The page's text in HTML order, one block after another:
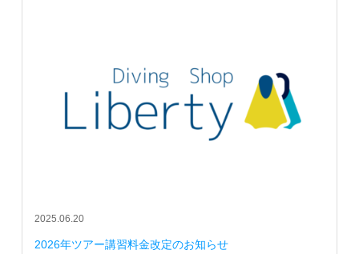
2025.06.20
2026年ツアー講習料金改定のお知らせ